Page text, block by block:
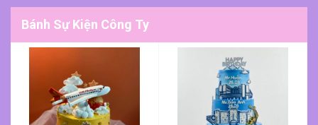
Bánh Sự Kiện Công Ty